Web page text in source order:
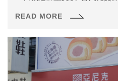
實有勾串之虞，且交保後仍有
READ MORE